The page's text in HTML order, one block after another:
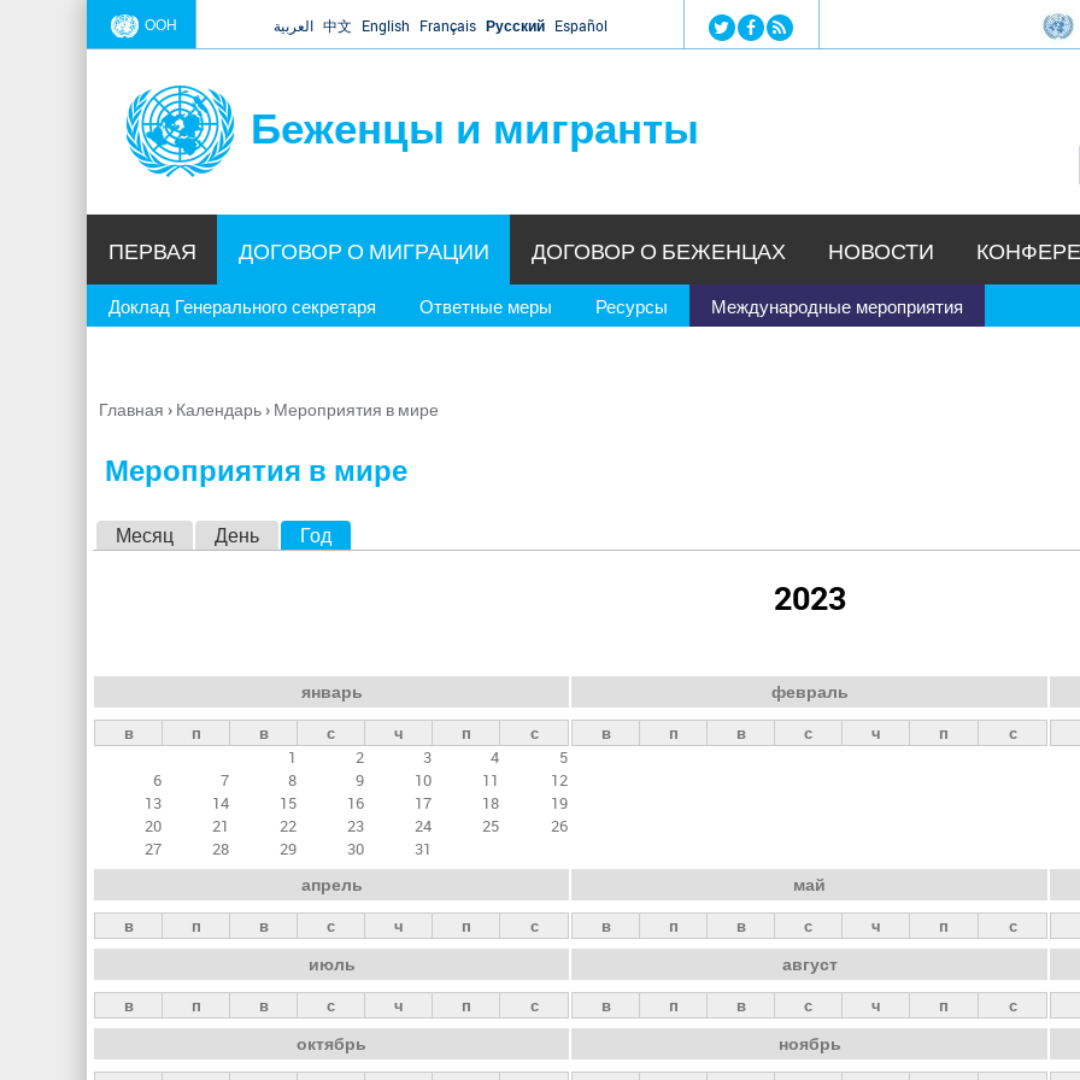
Jump to navigation
ООН العربية 中文 English Français Русский Español
Беженцы и мигранты
ПЕРВАЯ ДОГОВОР О МИГРАЦИИ
Доклад Генерального секретаря Ответные меры Ресурсы Международные мероприятия
ДОГОВОР О БЕЖЕНЦАХ НОВОСТИ
Вы
Главная › Календарь› Мероприятия в мире
Мероприятия в мире
н
ы
е
а
д
к
и
Месяц День Год
2023
январь
в п в с ч п
с
1
2 3 4
5
6
7 8 9 10 11
12
13
14 15 16 17 18
19
20
21 22 23 24 25
26
27
28 29 30 31
февраль
в п в с ч п с
апрель
в п в с ч п с
май
в п в с ч п с
июль
в п в с ч п с
август
в п в с ч п с
октябрь ноябрь